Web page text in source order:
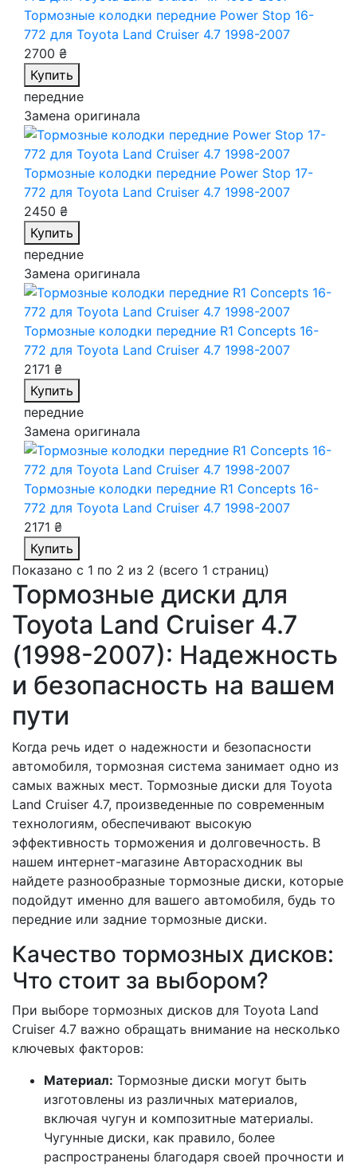
Тормозные колодки передние Power Stop 16-
772 для Toyota Land Cruiser 4.7 1998-2007
2700 ₴
Купить
передние
Замена оригинала
Тормозные колодки передние Power Stop 17-
772 для Toyota Land Cruiser 4.7 1998-2007
2450 ₴
Купить
передние
Замена оригинала
Тормозные колодки передние R1 Concepts 16-
772 для Toyota Land Cruiser 4.7 1998-2007
2171 ₴
Купить
передние
Замена оригинала
Тормозные колодки передние R1 Concepts 16-
772 для Toyota Land Cruiser 4.7 1998-2007
2171 ₴
Купить
Показано с 1 по 2 из 2 (всего 1 страниц)
Тормозные диски для
Toyota Land Cruiser 4.7
(1998-2007): Надежность
и безопасность на вашем
пути
Когда речь идет о надежности и безопасности
автомобиля, тормозная система занимает одно из
самых важных мест. Тормозные диски для Toyota
Land Cruiser 4.7, произведенные по современным
технологиям, обеспечивают высокую
эффективность торможения и долговечность. В
нашем интернет-магазине Авторасходник вы
найдете разнообразные тормозные диски, которые
подойдут именно для вашего автомобиля, будь то
передние или задние тормозные диски.
Качество тормозных дисков:
Что стоит за выбором?
При выборе тормозных дисков для Toyota Land
Cruiser 4.7 важно обращать внимание на несколько
ключевых факторов:
Материал: Тормозные диски могут быть
изготовлены из различных материалов,
включая чугун и композитные материалы.
Чугунные диски, как правило, более
распространены благодаря своей прочности и